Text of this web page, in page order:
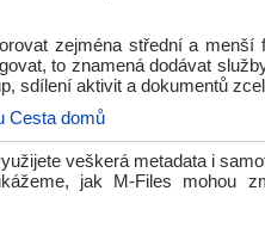
zejména střední a menší
to znamená dodávat
sdílení aktivit a dokumentů
Cesta domů
veškerá metadata i
jak M-Files mohou